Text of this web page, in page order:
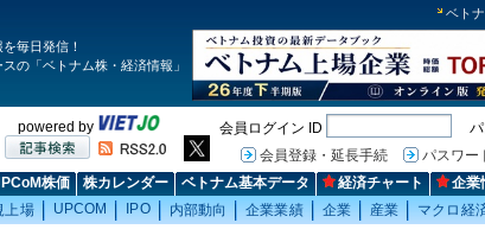
ベト
毎日発信！
の「ベトナム株・経済情報」
powered by 会員ログイン ID
会員登録・延長手続
パスワー
株価 株カレンダー ベトナム基本データ 経済チャート 企業
上場 UPCOM IPO 内部動向 企業業績 企業 産業 マクロ経